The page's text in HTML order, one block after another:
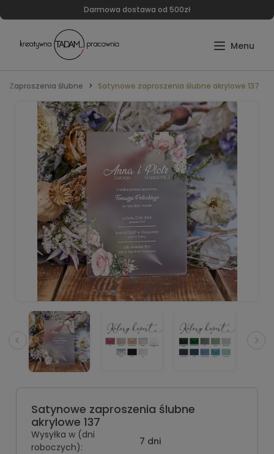
Darmowa dostawa od 500zł
Zaproszenia ślubne Satynowe zaproszenia ślubne akrylowe 137
Satynowe zaproszenia ślubne
akrylowe 137
Wysyłka w (dni
roboczych):
7 dni